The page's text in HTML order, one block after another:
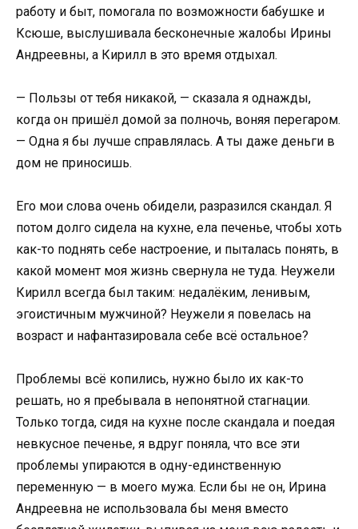
работу и быт, помогала по возможности бабушке и
Ксюше, выслушивала бесконечные жалобы Ирины
Андреевны, а Кирилл в это время отдыхал.
— Пользы от тебя никакой, — сказала я однажды,
когда он пришёл домой за полночь, воняя перегаром.
— Одна я бы лучше справлялась. А ты даже деньги в
дом не приносишь.
Его мои слова очень обидели, разразился скандал. Я
потом долго сидела на кухне, ела печенье, чтобы хоть
как-то поднять себе настроение, и пыталась понять, в
какой момент моя жизнь свернула не туда. Неужели
Кирилл всегда был таким: недалёким, ленивым,
эгоистичным мужчиной? Неужели я повелась на
возраст и нафантазировала себе всё остальное?
Проблемы всё копились, нужно было их как-то
решать, но я пребывала в непонятной стагнации.
Только тогда, сидя на кухне после скандала и поедая
невкусное печенье, я вдруг поняла, что все эти
проблемы упираются в одну-единственную
переменную — в моего мужа. Если бы не он, Ирина
Андреевна не использовала бы меня вместо